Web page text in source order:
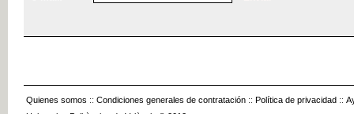
Quienes somos :: Condiciones generales de contratación :: Política de privacidad ::